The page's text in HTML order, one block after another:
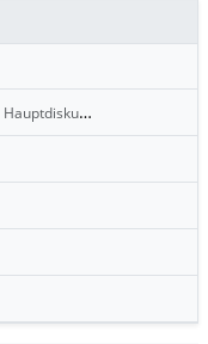
Hauptdiskussion